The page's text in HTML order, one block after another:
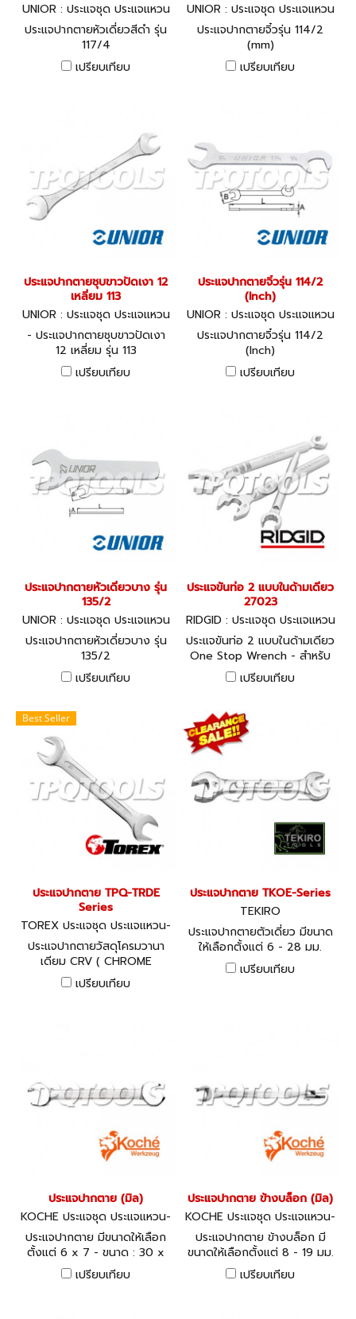
UNIOR : ประแจชุด ประแจแหวน
-ปากตาย 117/4
ประแจปากตายหัวเดี่ยวสีดำ รุ่น
117/4
เปรียบเทียบ
UNIOR : ประแจชุด ประแจแหวน
-ปากตาย 114/2 (mm)
ประแจปากตายจิ๋วรุ่น 114/2
(mm)
เปรียบเทียบ
ประแจปากตายชุบขาวปัดเงา 12
เหลี่ยม 113
UNIOR : ประแจชุด ประแจแหวน
-ปากตาย 113
- ประแจปากตายชุบขาวปัดเงา
12 เหลี่ยม รุ่น 113
เปรียบเทียบ
ประแจปากตายจิ๋วรุ่น 114/2
(Inch)
UNIOR : ประแจชุด ประแจแหวน
-ปากตาย 114/2 (Inch)
ประแจปากตายจิ๋วรุ่น 114/2
(Inch)
เปรียบเทียบ
ประแจปากตายหัวเดี่ยวบาง รุ่น
135/2
UNIOR : ประแจชุด ประแจแหวน
-ปากตาย 135/2_27
ประแจปากตายหัวเดี่ยวบาง รุ่น
135/2
เปรียบเทียบ
ประแจขันท่อ 2 แบบในด้ามเดียว
27023
RIDGID : ประแจชุด ประแจแหวน
-ปากตาย 27023
ประแจขันท่อ 2 แบบในด้ามเดียว
One Stop Wrench - สำหรับ
ขันข้อต่าง ๆ หรือ น๊อต ให้แน่น
ยิ่งขึ้น ด้วยประแจ 2 ชิ้นในด้าม
เปรียบเทียบ
Best Seller
ประแจปากตาย TPQ-TRDE
Series
TOREX ประแจชุด ประแจแหวน-
ปากตาย
ประแจปากตายวัสดุโครมวานา
เดียม CRV ( CHROME
VANADIUM) มาตรฐาน DIN
3110 ขนาด 6 - 32 มม.
เปรียบเทียบ
ประแจปากตาย TKOE-Series
TEKIRO
ประแจปากตายตัวเดี่ยว มีขนาด
ให้เลือกตั้งแต่ 6 - 28 มม.
เปรียบเทียบ
ประแจปากตาย (มิล)
KOCHE ประแจชุด ประแจแหวน-
ปากตาย
ประแจปากตาย มีขนาดให้เลือก
ตั้งแต่ 6 x 7 - ขนาด : 30 x
32
เปรียบเทียบ
ประแจปากตาย ข้างบล็อก (มิล)
KOCHE ประแจชุด ประแจแหวน-
ปากตาย
ประแจปากตาย ข้างบล็อก มี
ขนาดให้เลือกตั้งแต่ 8 - 19 มม.
เปรียบเทียบ